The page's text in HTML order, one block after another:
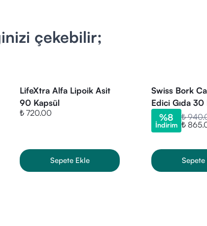
• Dengeli beslenme rutini ile antioksidan
İçerik Listesi
• Alfa lipoik asit (tioktik asit) – 200 mg
• Bitkisel kapsül kabuğu – hidroksipropilmetil
Öne Çıkan Özellikleri
• Her kapsülde 200 mg alfa lipoik asit sağlar.
çekebilir;
LifeXtra Alfa Lipoik Asit
90 Kapsül
₺ 720.00
Sepete Ekle
Swiss Bork
Edici Gıda 30
%8
İndirim
₺
₺
Sepete